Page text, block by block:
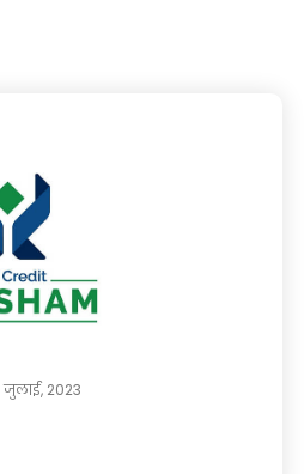
जुलाई, 2023